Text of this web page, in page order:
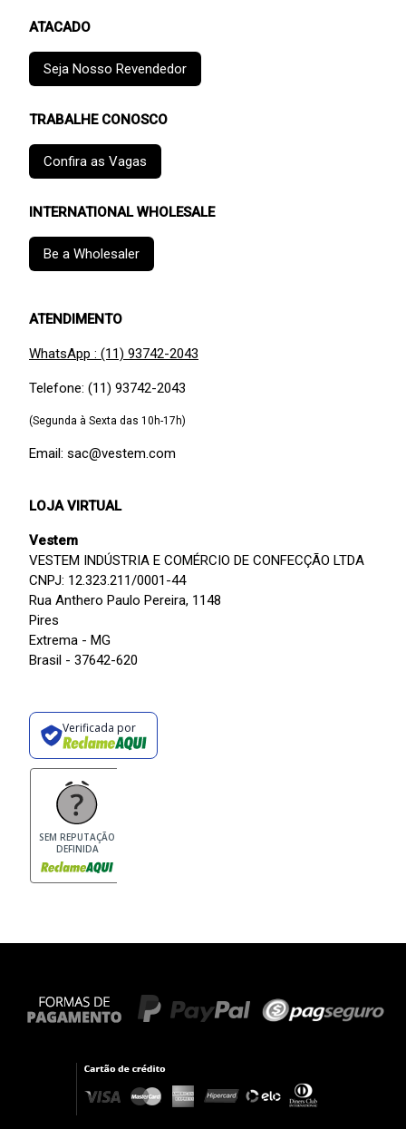
ATACADO
Seja Nosso Revendedor
TRABALHE CONOSCO
Confira as Vagas
INTERNATIONAL WHOLESALE
Be a Wholesaler
ATENDIMENTO
WhatsApp : (11) 93742-2043
Telefone: (11) 93742-2043
(Segunda à Sexta das 10h-17h)
Email: sac@vestem.com
LOJA VIRTUAL
Vestem
VESTEM INDÚSTRIA E COMÉRCIO DE CONFECÇÃO LTDA
CNPJ: 12.323.211/0001-44
Rua Anthero Paulo Pereira, 1148
Pires
Extrema - MG
Brasil - 37642-620
Verificada por
SEM REPUTAÇÃO
DEFINIDA